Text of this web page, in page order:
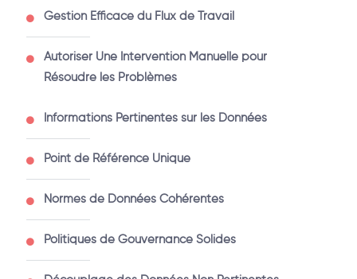
Gestion Efficace du Flux de Travail
Autoriser Une Intervention Manuelle pour
Résoudre les Problèmes
Informations Pertinentes sur les Données
Point de Référence Unique
Normes de Données Cohérentes
Politiques de Gouvernance Solides